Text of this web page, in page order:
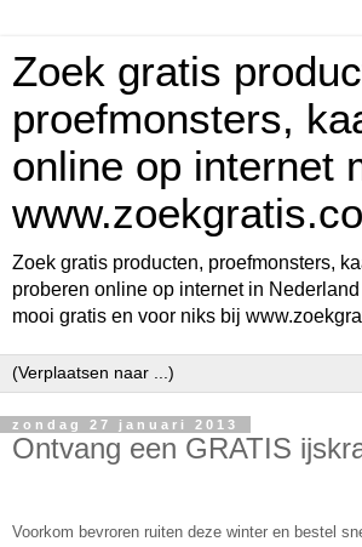
Zoek gratis
proefmonsters,
online op internet
Zoek gratis producten, proefmonsters,
proberen online op internet in
mooi gratis en voor niks bij
zondag 27 januari 2013
Ontvang een GRATIS
Voorkom bevroren ruiten deze winter en bestel